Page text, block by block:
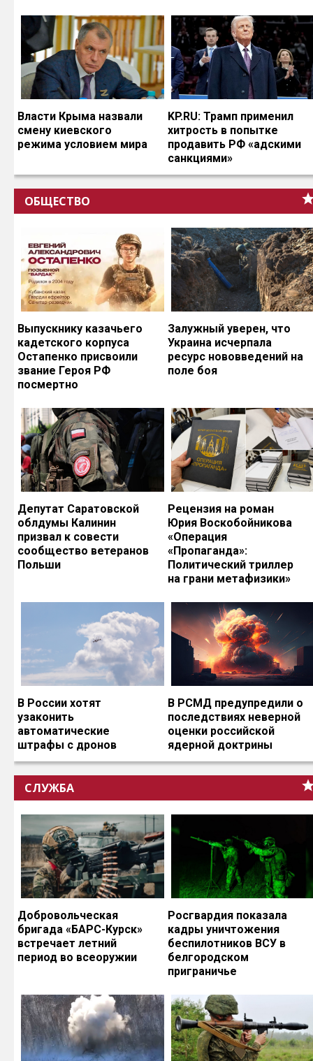
Власти Крыма назвали
смену киевского
режима условием мира
KP.RU: Трамп применил
хитрость в попытке
продавить РФ «адскими
санкциями»
ОБЩЕСТВО
Выпускнику казачьего
кадетского корпуса
Остапенко присвоили
звание Героя РФ
посмертно
Залужный уверен, что
Украина исчерпала
ресурс нововведений на
поле боя
Депутат Саратовской
облдумы Калинин
призвал к совести
сообщество ветеранов
Польши
Рецензия на роман
Юрия Воскобойникова
«Операция
«Пропаганда»:
Политический триллер
на грани метафизики»
В России хотят
узаконить
автоматические
штрафы с дронов
В РСМД предупредили о
последствиях неверной
оценки российской
ядерной доктрины
СЛУЖБА
Добровольческая
бригада «БАРС-Курск»
встречает летний
период во всеоружии
Росгвардия показала
кадры уничтожения
беспилотников ВСУ в
белгородском
приграничье